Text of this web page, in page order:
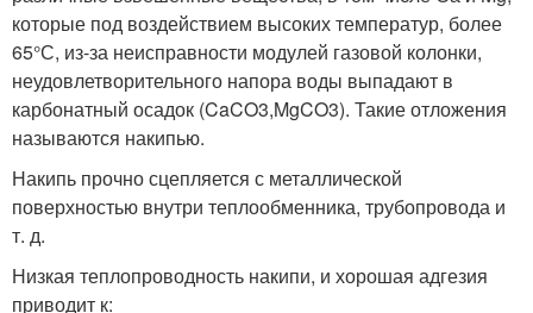
которые под воздействием высоких температур, более
65°С, из-за неисправности модулей газовой колонки,
неудовлетворительного напора воды выпадают в
карбонатный осадок (CaCO3,MgCO3). Такие отложения
называются накипью.
Накипь прочно сцепляется с металлической
поверхностью внутри теплообменника, трубопровода и
т. д.
Низкая теплопроводность накипи, и хорошая адгезия
приводит к: